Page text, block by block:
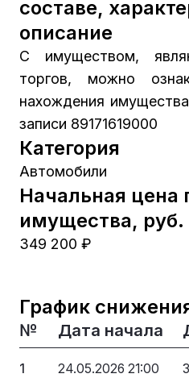
составе,
описание
С имуществом,
торгов, можно
нахождения
записи 89171619000
Категория
Автомобили
Начальная цена
имущества, руб.
349 200 ₽
График
№ Дата начала
1 24.05.2026 21:00